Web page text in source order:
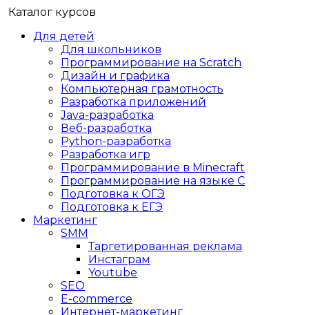
Каталог курсов
Для детей
Для школьников
Программирование на Scratch
Дизайн и графика
Компьютерная грамотность
Разработка приложений
Java-разработка
Веб-разработка
Python-разработка
Разработка игр
Программирование в Minecraft
Программирование на языке C
Подготовка к ОГЭ
Подготовка к ЕГЭ
Маркетинг
SMM
Таргетированная реклама
Инстаграм
Youtube
SEO
E-сommerce
Интернет-маркетинг